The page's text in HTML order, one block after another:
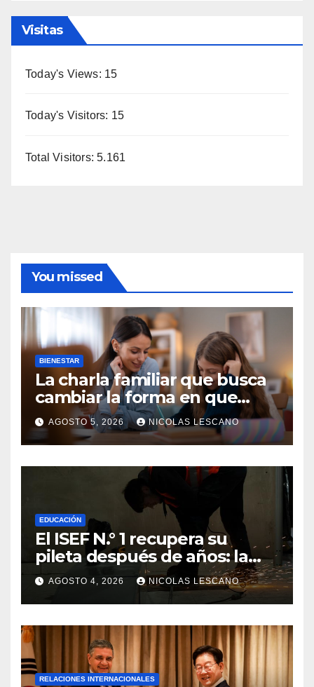
Visitas
Today's Views: 15
Today's Visitors: 15
Total Visitors:5.161
You missed
BIENESTAR
La charla familiar que busca
cambiar la forma en que
educamos a nuestros hijos
sobre el dinero
AGOSTO 5, 2026 NICOLAS LESCANO
EDUCACIÓN
El ISEF N.° 1 recupera su
pileta después de años: la
obra ya supera el 50% y
cambia la formación de miles
de estudiantes
AGOSTO 4, 2026 NICOLAS LESCANO
RELACIONES INTERNACIONALES